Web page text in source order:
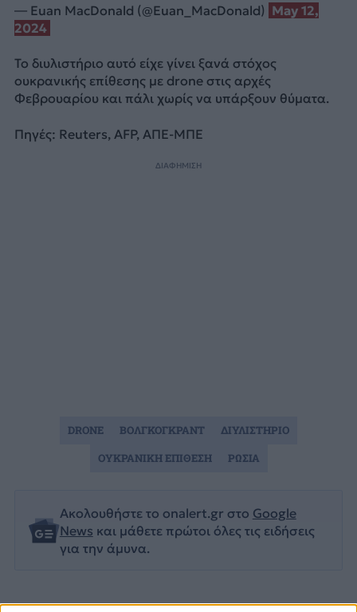
— Euan MacDonald (@Euan_MacDonald) May 12,
2024
Το διυλιστήριο αυτό είχε γίνει ξανά στόχος
ουκρανικής επίθεσης με drone στις αρχές
Φεβρουαρίου και πάλι χωρίς να υπάρξουν θύματα.
Πηγές: Reuters, AFP, ΑΠΕ-ΜΠΕ
ΔΙΑΦΗΜΙΣΗ
Ακολουθήστε το onalert.gr στο Google
News και μάθετε πρώτοι όλες τις ειδήσεις
για την άμυνα.
DRONE ΒΟΛΓΚΟΓΚΡΑΝΤ
ΔΙΥΛΙΣΤΗΡΙΟ
ΟΥΚΡΑΝΙΚΗ ΕΠΙΘΕΣΗ
ΡΩΣΙΑ